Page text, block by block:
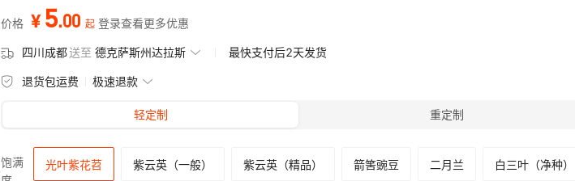
价格 ¥ 5.00 起 登录查看更多优惠
四川成都送至 德克萨斯州达拉斯 最快支付后2天发货
退货包运费 极速退款
轻定制 重定制
饱满
光叶紫花苕 紫云英（一般） 紫云英（精品） 箭筈豌豆 二月兰 白三叶（净种）